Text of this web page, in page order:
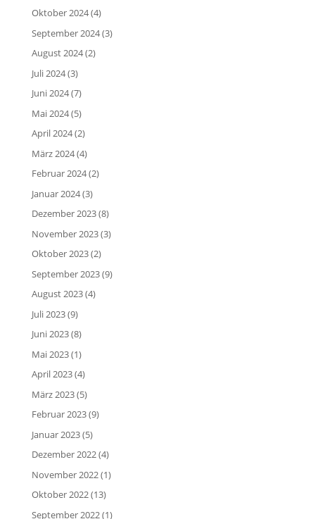
Oktober 2024(4)
September 2024(3)
August 2024(2)
Juli 2024(3)
Juni 2024(7)
Mai 2024(5)
April 2024(2)
März 2024(4)
Februar 2024(2)
Januar 2024(3)
Dezember 2023(8)
November 2023(3)
Oktober 2023(2)
September 2023(9)
August 2023(4)
Juli 2023(9)
Juni 2023(8)
Mai 2023(1)
April 2023(4)
März 2023(5)
Februar 2023(9)
Januar 2023(5)
Dezember 2022(4)
November 2022(1)
Oktober 2022(13)
September 2022(1)